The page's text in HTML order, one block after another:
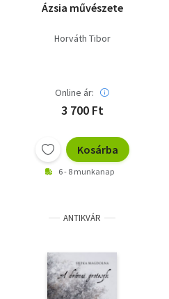
Ázsia művészete
Horváth Tibor
Online ár:
3 700 Ft
Kosárba
6 - 8 munkanap
ANTIKVÁR